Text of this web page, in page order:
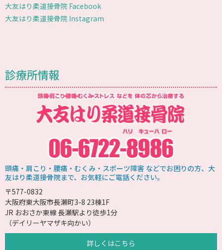
大友はり柔道接骨院 Facebook
大友はり柔道接骨院 Instagram
診療所情報
頭痛・肩こり・腰痛・むくみ・スポーツ障害 などでお困りの方、大
友はり柔道接骨院まで、お気軽にご電話ください。
〒577-0832
大阪府東大阪市長瀬町3-8 23棟1F
JR おおさか東線 長瀬駅より徒歩1分
（デイリーヤマザキ向かい）
詳しくはこちら